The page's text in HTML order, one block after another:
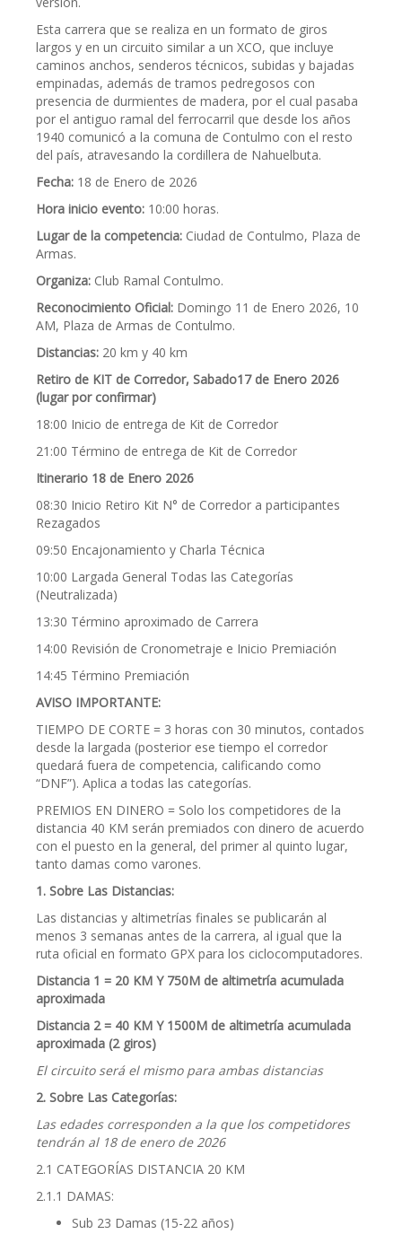
Esta carrera que se realiza en un formato de giros
largos y en un circuito similar a un XCO, que incluye
caminos anchos, senderos técnicos, subidas y bajadas
empinadas, además de tramos pedregosos con
presencia de durmientes de madera, por el cual pasaba
por el antiguo ramal del ferrocarril que desde los años
1940 comunicó a la comuna de Contulmo con el resto
del país, atravesando la cordillera de Nahuelbuta.
Fecha: 18 de Enero de 2026
Hora inicio evento: 10:00 horas.
Lugar de la competencia: Ciudad de Contulmo, Plaza de
Armas.
Organiza: Club Ramal Contulmo.
Reconocimiento Oficial: Domingo 11 de Enero 2026, 10
AM, Plaza de Armas de Contulmo.
Distancias: 20 km y 40 km
Retiro de KIT de Corredor, Sabado17 de Enero 2026
(lugar por confirmar)
18:00 Inicio de entrega de Kit de Corredor
21:00 Término de entrega de Kit de Corredor
Itinerario 18 de Enero 2026
08:30 Inicio Retiro Kit N° de Corredor a participantes
Rezagados
09:50 Encajonamiento y Charla Técnica
10:00 Largada General Todas las Categorías
(Neutralizada)
13:30 Término aproximado de Carrera
14:00 Revisión de Cronometraje e Inicio Premiación
14:45 Término Premiación
AVISO IMPORTANTE:
TIEMPO DE CORTE = 3 horas con 30 minutos, contados
desde la largada (posterior ese tiempo el corredor
quedará fuera de competencia, calificando como
“DNF”). Aplica a todas las categorías.
PREMIOS EN DINERO = Solo los competidores de la
distancia 40 KM serán premiados con dinero de acuerdo
con el puesto en la general, del primer al quinto lugar,
tanto damas como varones.
1. Sobre Las Distancias:
Las distancias y altimetrías finales se publicarán al
menos 3 semanas antes de la carrera, al igual que la
ruta oficial en formato GPX para los ciclocomputadores.
Distancia 1 = 20 KM Y 750M de altimetría acumulada
aproximada
Distancia 2 = 40 KM Y 1500M de altimetría acumulada
aproximada (2 giros)
El circuito será el mismo para ambas distancias
2. Sobre Las Categorías:
Las edades corresponden a la que los competidores
tendrán al 18 de enero de 2026
2.1 CATEGORÍAS DISTANCIA 20 KM
2.1.1 DAMAS:
Sub 23 Damas (15-22 años)